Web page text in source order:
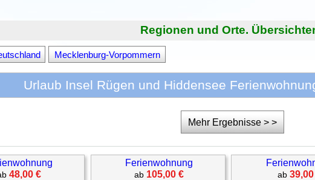
Regionen und Orte.
Mecklenburg-Vorpommern
Urlaub Insel Rügen und Hiddensee
Mehr Ergebnisse > >
48,00 €
Ferienwohnung
ab 105,00 €
ab